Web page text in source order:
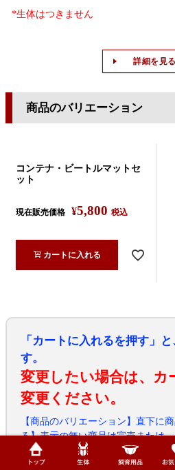
*生体はつきません
詳細を見る
商品のバリエーション
コンテナ・ビートルマットセ
ット
現在販売価格 ¥5,800 税込
カートに入れる
「カートに入れるを押す」
す。
変更したい場合は、カ
変更ください。
【商品のバリエーション】直下に
る】表示の無い商品は完売または
商品名をクリックすると、一瞬表